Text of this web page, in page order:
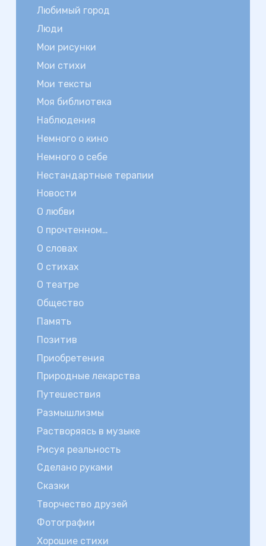
Любимый город
Люди
Мои рисунки
Мои стихи
Мои тексты
Моя библиотека
Наблюдения
Немного о кино
Немного о себе
Нестандартные терапии
Новости
О любви
О прочтенном…
О словах
О стихах
О театре
Общество
Память
Позитив
Приобретения
Природные лекарства
Путешествия
Размышлизмы
Растворяясь в музыке
Рисуя реальность
Сделано руками
Сказки
Творчество друзей
Фотографии
Хорошие стихи